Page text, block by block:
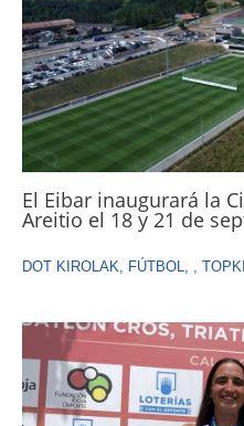
El Eibar inaugurará la
Areitio el 18 y 21 de
DOT KIROLAK FÚTBOL